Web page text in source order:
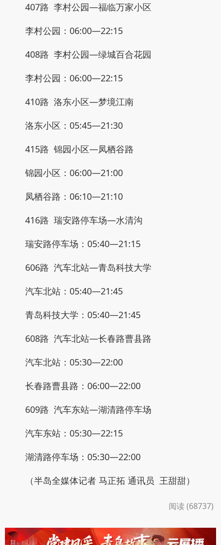
407路 李村公园—福临万家小区
李村公园：06:00—22:15
408路 李村公园—绿城百合花园
李村公园：06:00—22:15
410路 洛东小区—梦境江南
洛东小区：05:45—21:30
415路 锦园小区—凤栖谷路
锦园小区：06:00—21:00
凤栖谷路：06:10—21:10
416路 瑞安路停车场—水清沟
瑞安路停车场：05:40—21:15
606路 汽车北站—青岛科技大学
汽车北站：05:40—21:45
青岛科技大学：05:40—21:45
608路 汽车北站—长春路曹县路
汽车北站：05:30—22:00
长春路曹县路：06:00—22:00
609路 汽车东站—湖清路停车场
汽车东站：05:30—22:15
湖清路停车场：05:30—22:00
（半岛全媒体记者 马正拓 通讯员 王甜甜）
阅读 (68737)